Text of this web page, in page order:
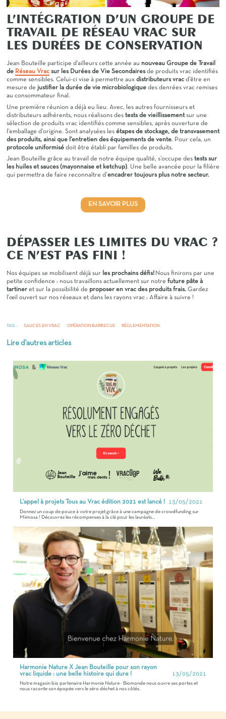
L’INTÉGRATION D’UN GROUPE DE
TRAVAIL DE RÉSEAU VRAC SUR
LES DURÉES DE CONSERVATION
Jean Bouteille participe d’ailleurs cette année au nouveau Groupe de Travail
de Réseau Vrac sur les Durées de Vie Secondairesde produits vrac identifiés
comme sensibles. Celui-ci vise à permettre aux distributeurs vrac d’être en
mesure de justifier la durée de vie microbiologique des denrées vrac remises
au consommateur final.
Une première réunion a déjà eu lieu. Avec, les autres fournisseurs et
distributeurs adhérents, nous réalisons des tests de vieillissementsur une
sélection de produits vrac identifiés comme sensibles, après ouverture de
l’emballage d’origine. Sont analysées les étapes de stockage, de transvasement
des produits, ainsi que l’entretien des équipements de vente. Pour cela, un
protocole uniformisé doit être établi par familles de produits.
Jean Bouteille grâce au travail de notre équipe qualité, s’occupe des tests sur
les huiles et sauces (mayonnaise et ketchup). Une belle avancée pour la filière
qui permettra de faire reconnaître d’encadrer toujours plus notre secteur.
EN SAVOIR PLUS
DÉPASSER LES LIMITES DU VRAC ?
CE N’EST PAS FINI !
Nos équipes se mobilisent déjà sur les prochains défis! Nous finirons par une
petite confidence : nous travaillons actuellement sur notre future pâte à
tartiner et sur la possibilité de proposer en vrac des produits frais. Gardez
l’œil ouvert sur nos réseaux et dans les rayons vrac : Affaire à suivre !
TAG : SAUCES EN VRAC OPÉRATION BARBECUE RÉGLEMENTATION
Lire d'autres articles
L’appel à projets Tous au Vrac édition 2021 est lancé ! 13/05/2021
Donnez un coup de pouce à votre projet grâce à une campagne de crowdfunding sur
Miimosa ! Découvrez les récompenses à la clé pour les lauréats...
Harmonie Nature X Jean Bouteille pour son rayon
vrac liquide : une belle histoire qui dure !
13/05/2021
Notre magasin bio partenaire Harmonie Nature - Biomonde nous ouvre ses portes et
nous raconte son épopée vers le zéro déchet à nos côtés.